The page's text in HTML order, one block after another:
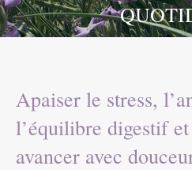
Apaiser le stress,
l’équilibre digestif
avancer avec